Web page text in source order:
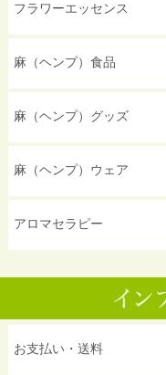
フラワーエッセンス
麻（ヘンプ）食品
麻（ヘンプ）グッズ
麻（ヘンプ）ウェア
アロマセラピー
お支払い・送料